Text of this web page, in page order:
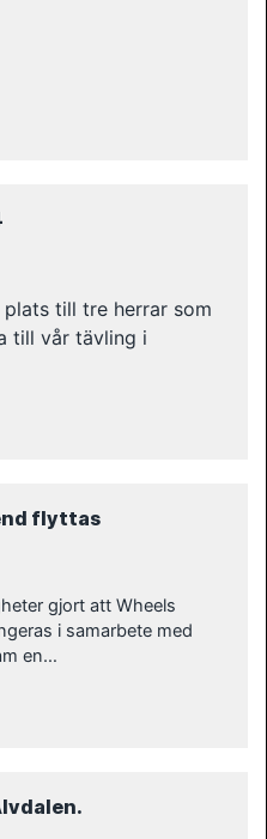
till tre herrar som
till vår tävling i
flyttas
gjort att Wheels
i samarbete med
en…